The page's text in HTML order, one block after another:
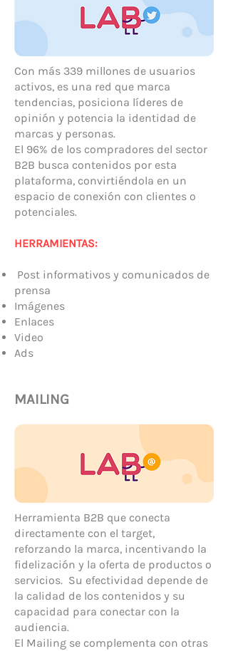
Con más 339 millones de usuarios
activos, es una red que marca
tendencias, posiciona líderes de
opinión y potencia la identidad de
marcas y personas.
El 96% de los compradores del sector
B2B busca contenidos por esta
plataforma, convirtiéndola en un
espacio de conexión con clientes o
potenciales.
HERRAMIENTAS:
Post informativos y comunicados de
prensa
Imágenes
Enlaces
Video
Ads
MAILING
Herramienta B2B que conecta
directamente con el target,
reforzando la marca, incentivando la
fidelización y la oferta de productos o
servicios. Su efectividad depende de
la calidad de los contenidos y su
capacidad para conectar con la
audiencia.
El Mailing se complementa con otras